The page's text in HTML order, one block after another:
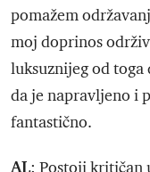
pomažem
moj doprinos
luksuznijeg od
da je napravljeno i
fantastično.
AL: Postoji kritičan